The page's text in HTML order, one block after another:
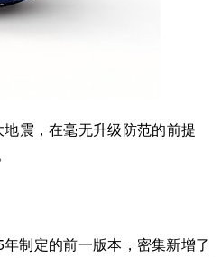
震，在毫无升级防范的前提
制定的前一版本，密集新增了